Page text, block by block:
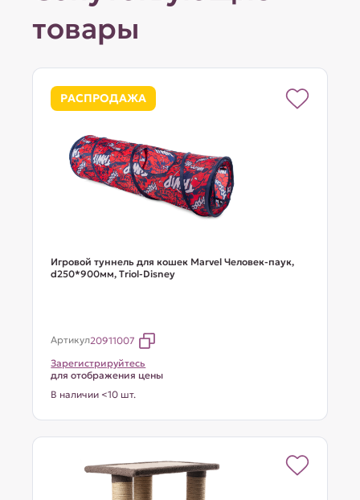
товары
РАСПРОДАЖА
Игровой туннель для кошек Marvel Человек-паук,
d250*900мм, Triol-Disney
Артикул20911007
Зарегистрируйтесь
для отображения цены
В наличии <10 шт.